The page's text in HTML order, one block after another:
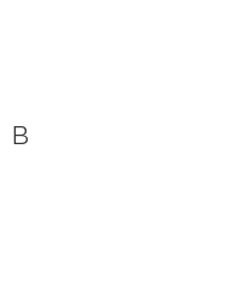
и в